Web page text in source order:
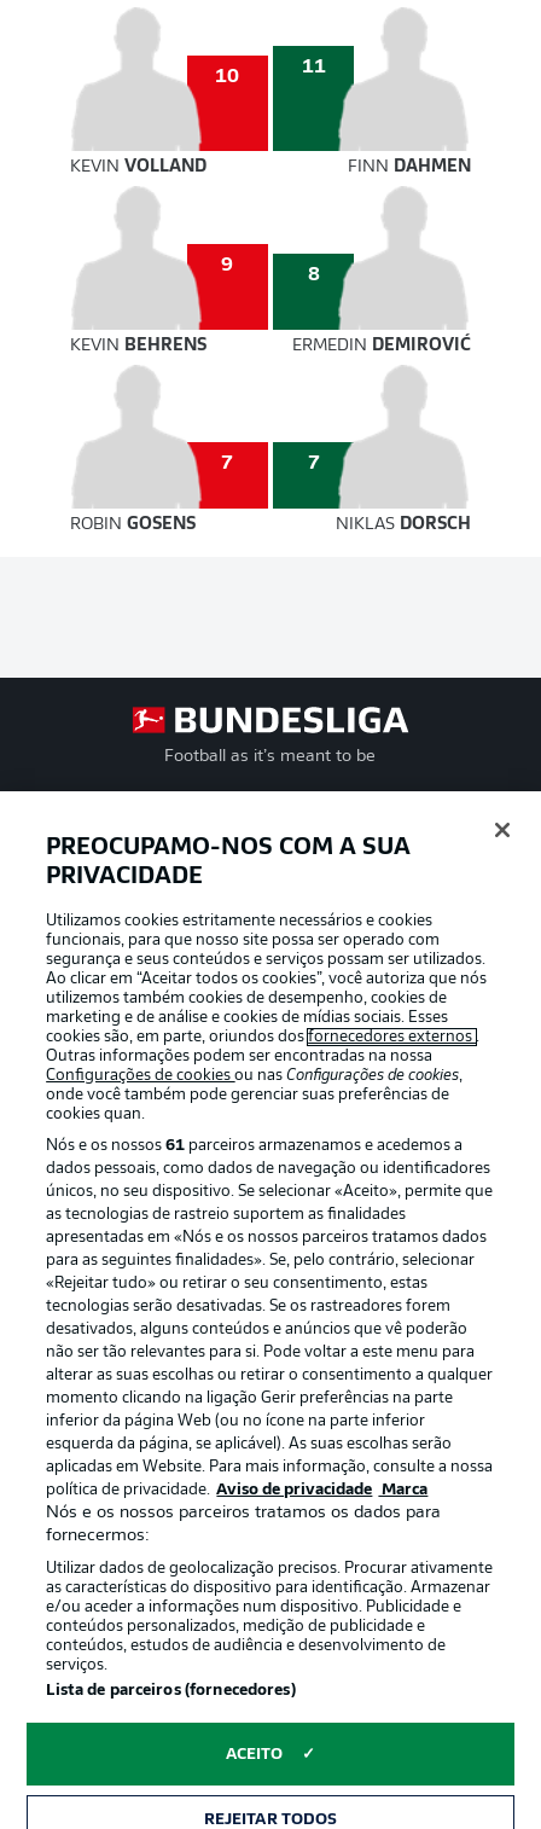
10 11
KEVIN VOLLAND FINN DAHMEN
9 8
KEVIN BEHRENS ERMEDIN DEMIROVIĆ
7 7
ROBIN GOSENS NIKLAS DORSCH
Football as it’s meant to be
APLICATIVO DA BUNDESLIGA
Oferecido por
Publicidade Avisos legais
Gerir preferências Aviso de privacidade
Emissoras
Trabalhe conosco Marca
Contato Jogadores
© 2026 Bundesliga-Gruppe GmbH
Escolha seu idioma
PREOCUPAMO-NOS COM A SUA
PRIVACIDADE
Utilizamos cookies estritamente necessários e cookies
funcionais, para que nosso site possa ser operado com
segurança e seus conteúdos e serviços possam ser utilizados.
Ao clicar em “Aceitar todos os cookies”, você autoriza que nós
utilizemos também cookies de desempenho, cookies de
marketing e de análise e cookies de mídias sociais. Esses
cookies são, em parte, oriundos dosfornecedores externos .
Outras informações podem ser encontradas na nossa
Configurações de cookiesou nasConfigurações de cookies,
onde você também pode gerenciar suas preferências de
cookies quan.
Nós e os nossos61 parceiros armazenamos e acedemos a
dados pessoais, como dados de navegação ou identificadores
únicos, no seu dispositivo. Se selecionar «Aceito», permite que
as tecnologias de rastreio suportem as finalidades
apresentadas em «Nós e os nossos parceiros tratamos dados
para as seguintes finalidades». Se, pelo contrário, selecionar
«Rejeitar tudo» ou retirar o seu consentimento, estas
tecnologias serão desativadas. Se os rastreadores forem
desativados, alguns conteúdos e anúncios que vê poderão
não ser tão relevantes para si. Pode voltar a este menu para
alterar as suas escolhas ou retirar o consentimento a qualquer
momento clicando na ligação Gerir preferências na parte
inferior da página Web (ou no ícone na parte inferior
esquerda da página, se aplicável). As suas escolhas serão
aplicadas em Website. Para mais informação, consulte a nossa
política de privacidade. Aviso de privacidade Marca
Nós e os nossos parceiros tratamos os dados para
fornecermos:
Utilizar dados de geolocalização precisos. Procurar ativamente
as características do dispositivo para identificação. Armazenar
e/ou aceder a informações num dispositivo. Publicidade e
conteúdos personalizados, medição de publicidade e
conteúdos, estudos de audiência e desenvolvimento de
serviços.
Lista de parceiros (fornecedores)
ACEITO
REJEITAR TODOS